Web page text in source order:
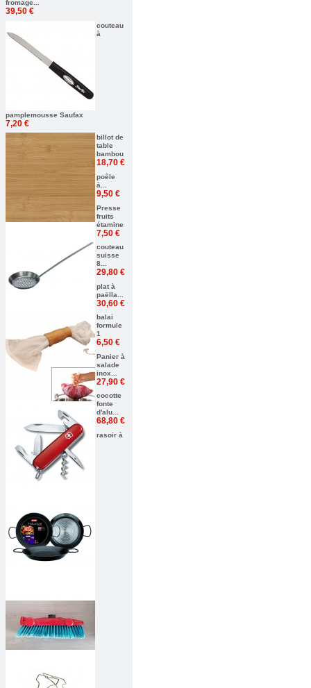
fromage...
39,50 €
couteau
à
pamplemousse Saufax
7,20 €
billot de
table
bambou
18,70 €
poêle
à...
9,50 €
Presse
fruits
étamine
7,50 €
couteau
suisse
8...
29,80 €
plat à
paëlla...
30,60 €
balai
formule
1
6,50 €
Panier à
salade
inox...
27,90 €
cocotte
fonte
d'alu...
68,80 €
rasoir à